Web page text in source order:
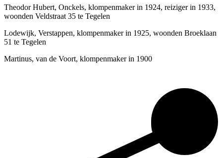
Theodor Hubert, Onckels, klompenmaker in 1924, reiziger in 1933,
woonden Veldstraat 35 te Tegelen
Lodewijk, Verstappen, klompenmaker in 1925, woonden Broeklaan
51 te Tegelen
Martinus, van de Voort, klompenmaker in 1900